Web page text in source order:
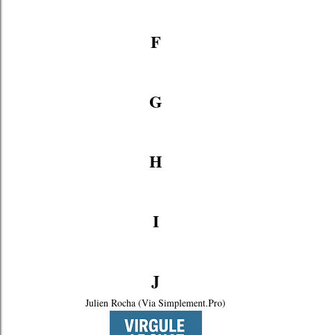
F
G
H
I
J
Julien Rocha (Via Simplement.Pro)